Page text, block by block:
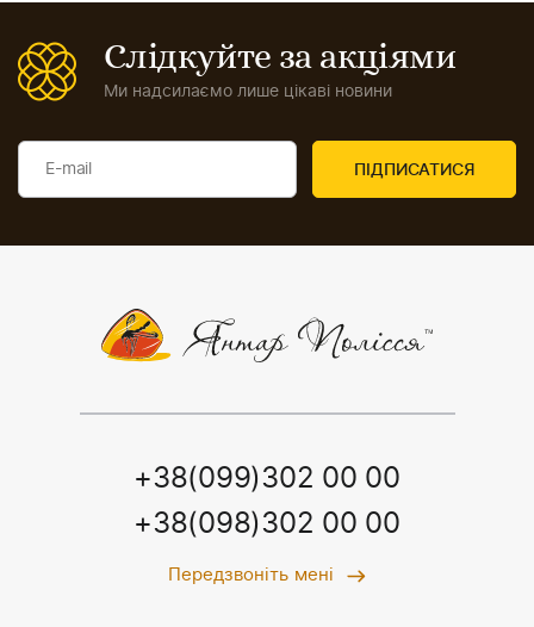
Слідкуйте за акціями
Ми надсилаємо лише цікаві новини
+38(099)302 00 00
+38(098)302 00 00
Передзвоніть мені